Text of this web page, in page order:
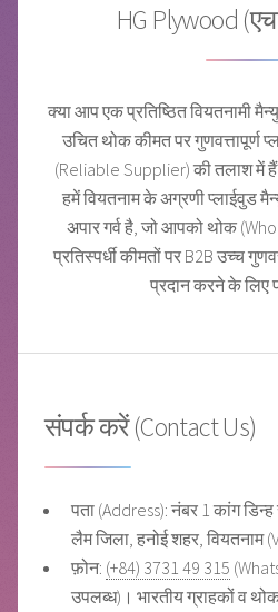
HG Plywood
क्या आप एक प्रतिष्ठित वियतनामी
उचित थोक कीमत पर गुणवत्तापूर्ण
(Reliable Supplier) की तलाश में
हमें वियतनाम के अग्रणी प्लाईवुड
अपार गर्व है, जो आपको थोक
प्रतिस्पर्धी कीमतों पर B2B उच्च
प्रदान करने के लिए
संपर्क करें (Contact Us)
पता (Address): नंबर 1 कांग
लैम जिला, हनोई शहर, वियतनाम
फ़ोन: (+84) 3731 49 315
उपलब्ध)। भारतीय ग्राहकों व